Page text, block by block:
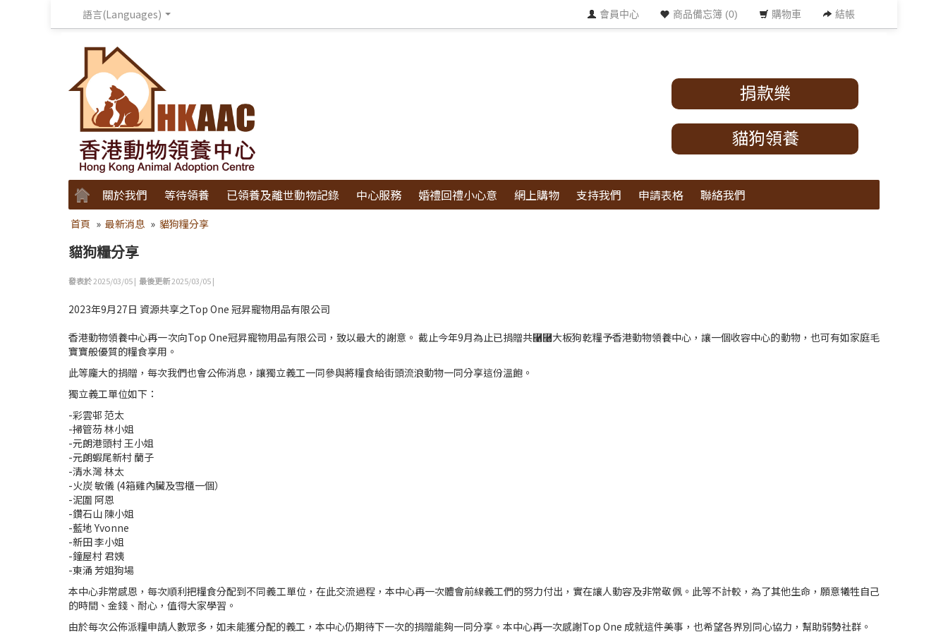
語言(Languages) 會員中心 商品備忘簿 (0) 購物車 結帳
捐款樂
貓狗領養
關於我們 等待領養 已領養及離世動物記錄 中心服務 婚禮回禮小心意 網上購物 支持我們 申請表格 聯絡我們
首頁 » 最新消息 » 貓狗糧分享
貓狗糧分享
發表於2025/03/05 | 最後更新2025/03/05 |
2023年9月27日 資源共享之Top One 冠昇寵物用品有限公司
香港動物領養中心再一次向Top One冠昇寵物用品有限公司，致以最大的謝意。 截止今年9月為止已捐贈共⿡⿠大板狗乾糧予香港動物領養中心，讓一個收容中心的動物，也可有如家庭毛
寶寶般優質的糧食享用。
此等龐大的捐贈，每次我們也會公佈消息，讓獨立義工一同參與將糧食給街頭流浪動物一同分享這份溫飽。
獨立義工單位如下：
-彩雲邨 范太
-掃管芴 林小姐
-元朗港頭村 王小姐
-元朗蝦尾新村 蘭子
-清水灣 林太
-火炭 敏儀 (4箱雞內臟及雪櫃一個）
-泥圍 阿恩
-鑽石山 陳小姐
-藍地 Yvonne
-新田 李小姐
-鐘屋村 君姨
-東涌 芳姐狗場
本中心非常感恩，每次順利把糧食分配到不同義工單位，在此交流過程，本中心再一次體會前線義工們的努力付出，實在讓人動容及非常敬佩。此等不計較，為了其他生命，願意犧牲自己
的時間、金錢、耐心，值得大家學習。
由於每次公佈派糧申請人數眾多，如未能獲分配的義工，本中心仍期待下一次的捐贈能夠一同分享。本中心再一次感謝Top One 成就這件美事，也希望各界別同心協力，幫助弱勢社群。